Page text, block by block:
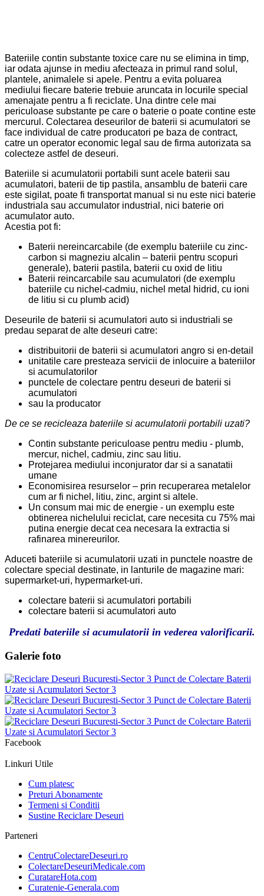
Bateriile contin substante toxice care nu se elimina in timp,
iar odata ajunse in mediu afecteaza in primul rand solul,
plantele, animalele si apele. Pentru a evita poluarea
mediului fiecare baterie trebuie aruncata in locurile special
amenajate pentru a fi reciclate. Una dintre cele mai
periculoase substante pe care o baterie o poate contine este
mercurul. Colectarea deseurilor de baterii si acumulatori se
face individual de catre producatori pe baza de contract,
catre un operator economic legal sau de firma autorizata sa
colecteze astfel de deseuri.
Bateriile si acumulatorii portabili sunt acele baterii sau
acumulatori, baterii de tip pastila, ansamblu de baterii care
este sigilat, poate fi transportat manual si nu este nici baterie
industriala sau accumulator industrial, nici baterie ori
acumulator auto.
Acestia pot fi:
Baterii nereincarcabile (de exemplu bateriile cu zinc-
carbon si magneziu alcalin – baterii pentru scopuri
generale), baterii pastila, baterii cu oxid de litiu
Baterii reincarcabile sau acumulatori (de exemplu
bateriile cu nichel-cadmiu, nichel metal hidrid, cu ioni
de litiu si cu plumb acid)
Deseurile de baterii si acumulatori auto si industriali se
predau separat de alte deseuri catre:
distribuitorii de baterii si acumulatori angro si en-detail
unitatile care presteaza servicii de inlocuire a bateriilor
si acumulatorilor
punctele de colectare pentru deseuri de baterii si
acumulatori
sau la producator
De ce se recicleaza bateriile si acumulatorii portabili uzati?
Contin substante periculoase pentru mediu - plumb,
mercur, nichel, cadmiu, zinc sau litiu.
Protejarea mediului inconjurator dar si a sanatatii
umane
Economisirea resurselor – prin recuperarea metalelor
cum ar fi nichel, litiu, zinc, argint si altele.
Un consum mai mic de energie - un exemplu este
obtinerea nichelului reciclat, care necesita cu 75% mai
putina energie decat cea necesara la extractia si
rafinarea minereurilor.
Aduceti bateriile si acumulatorii uzati in punctele noastre de
colectare special destinate, in lanturile de magazine mari:
supermarket-uri, hypermarket-uri.
colectare baterii si acumulatori portabili
colectare baterii si acumulatori auto
Predati bateriile si acumulatorii in vederea valorificarii.
Galerie foto
Facebook
Linkuri Utile
Cum platesc
Preturi Abonamente
Termeni si Conditii
Sustine Reciclare Deseuri
Parteneri
CentruColectareDeseuri.ro
ColectareDeseuriMedicale.com
CuratareHota.com
Curatenie-Generala.com